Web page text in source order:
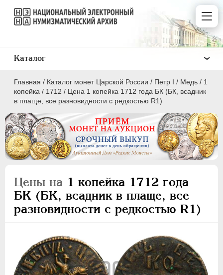
Главная / Каталог монет Царской России / Пeтр I / Медь / 1
копейка / 1712 / Цена 1 копейка 1712 года БК (БК, всадник
в плаще, все разновидности с редкостью R1)
Цены на 1 копейка 1712 года
БК (БК, всадник в плаще, все
разновидности с редкостью R1)
Каталог
ПEТР I 1699 - 1725
Серебро
Медь
5 копеек
Полушка
Полполушки